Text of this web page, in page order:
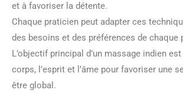
et à favoriser la détente.
Chaque praticien peut adapter ces
des besoins et des préférences de chaque
L’objectif principal d’un massage indien
corps, l’esprit et l’âme pour favoriser une
être global.